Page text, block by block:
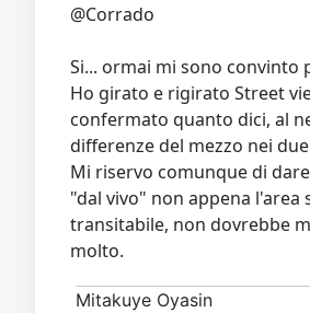
@Corrado
Si... ormai mi sono convinto
Ho girato e rigirato Street
confermato quanto dici, al
differenze del mezzo nei
Mi riservo comunque di
"dal vivo" non appena l'area
transitabile, non dovrebbe
molto.
Mitakuye Oyasin